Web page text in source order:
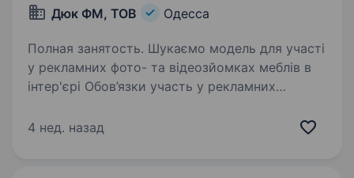
Дюк ФМ, ТОВ Одесса
Полная занятость. Шукаємо модель для участі
у рекламних фото- та відеозйомках меблів в
інтер'єрі Обов’язки участь у рекламних
у створенні рекламного відео. Ми пропонуємо
4 нед. назад